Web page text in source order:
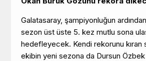
Galatasaray, şampiyonluğun
sezon üst üste 5. kez mutlu sona
hedefleyecek. Kendi rekorunu kıran
ekibin yeni sezona da Dursun Özbek